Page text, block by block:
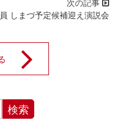
しまづ予定候補迎え演説会